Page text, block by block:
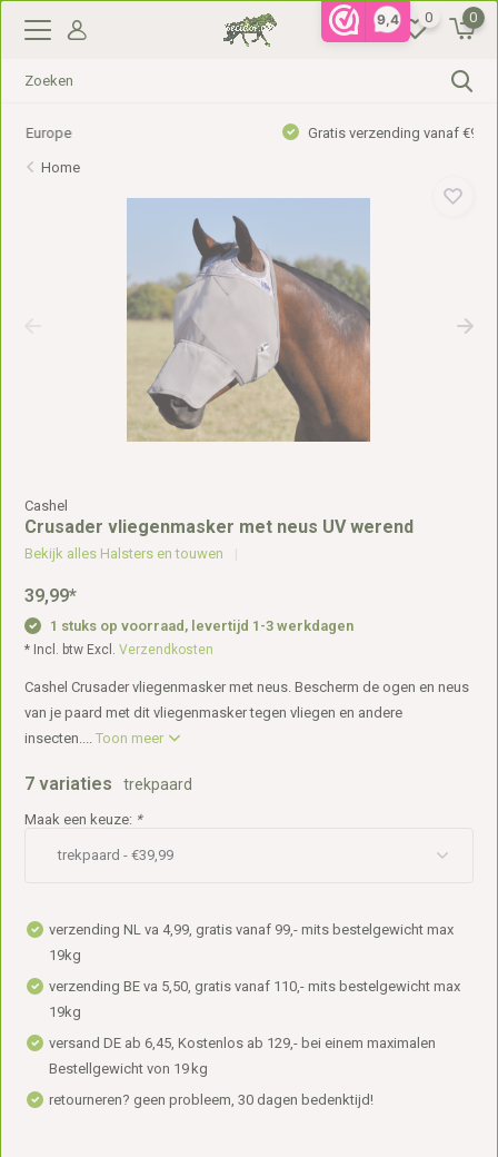
9,4 0 0
Gratis verzending vanaf €99,- in NL, €110,- in BE
Home
Cashel
Crusader vliegenmasker met neus UV werend
Bekijk alles Halsters en touwen
39,99*
1 stuks op voorraad, levertijd 1-3 werkdagen
* Incl. btw Excl.Verzendkosten
Cashel Crusader vliegenmasker met neus. Bescherm de ogen en neus
van je paard met dit vliegenmasker tegen vliegen en andere
insecten....Toon meer
7 variaties trekpaard
Maak een keuze: *
verzending NL va 4,99, gratis vanaf 99,- mits bestelgewicht max
19kg
verzending BE va 5,50, gratis vanaf 110,- mits bestelgewicht max
19kg
versand DE ab 6,45, Kostenlos ab 129,- bei einem maximalen
Bestellgewicht von 19 kg
retourneren? geen probleem, 30 dagen bedenktijd!